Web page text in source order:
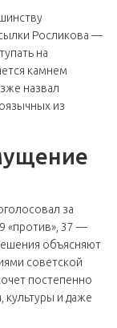
Росликова —
на
камнем
назвал
из
за
«против», 37 —
объясняют
советской
постепенно
культуры и даже